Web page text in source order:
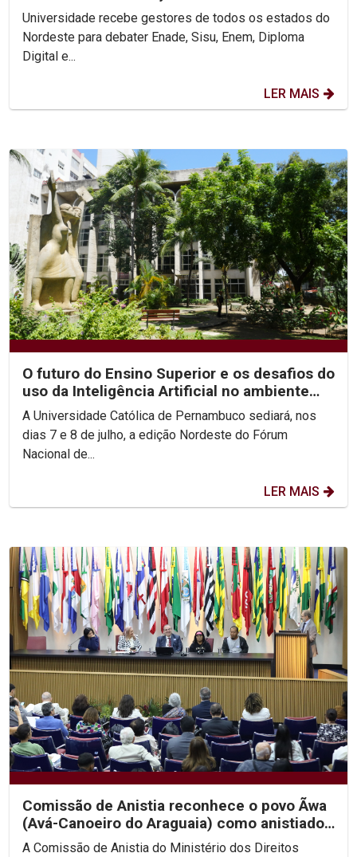
Universidade recebe gestores de todos os estados do
Nordeste para debater Enade, Sisu, Enem, Diploma
Digital e...
LER MAIS
O futuro do Ensino Superior e os desafios do
uso da Inteligência Artificial no ambiente
acadêmico...
A Universidade Católica de Pernambuco sediará, nos
dias 7 e 8 de julho, a edição Nordeste do Fórum
Nacional de...
LER MAIS
Comissão de Anistia reconhece o povo Ãwa
(Avá-Canoeiro do Araguaia) como anistiado
político coletivo
A Comissão de Anistia do Ministério dos Direitos